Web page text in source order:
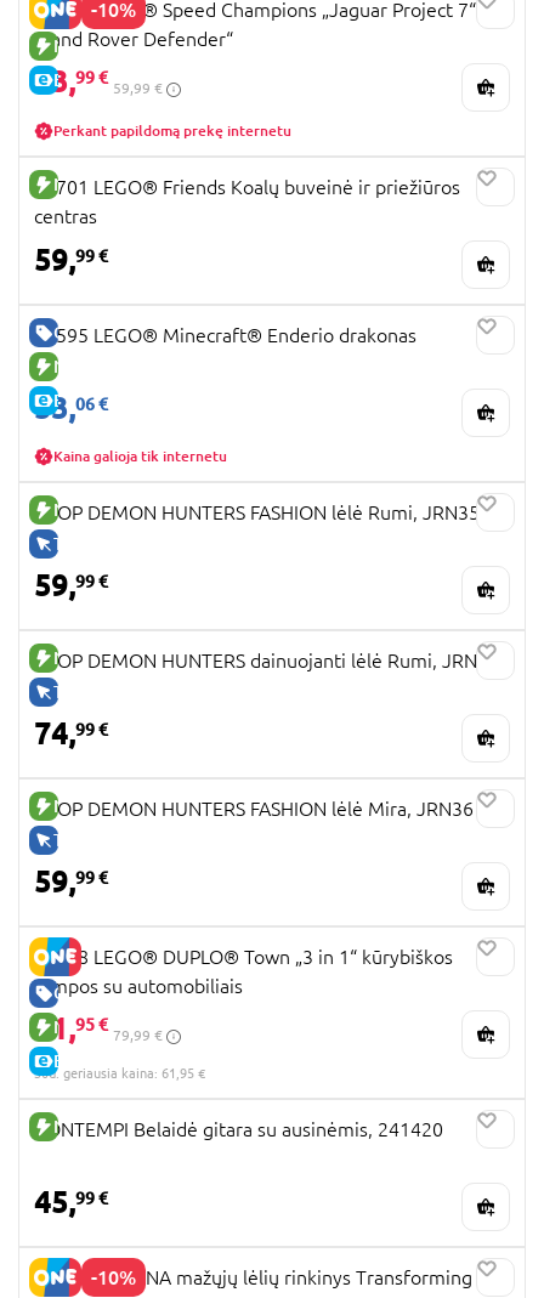
-10%
NAUJA PREKĖ
E-KAINA
77264 LEGO® Speed Champions „Jaguar Project 7“ ir
„Land Rover Defender“
53,99 €
59,99 €
Perkant papildomą prekę internetu
NAUJA PREKĖ
42701 LEGO® Friends Koalų buveinė ir priežiūros
centras
59,99 €
GERA KAINA
NAUJA PREKĖ
E-KAINA
21595 LEGO® Minecraft® Enderio drakonas
53,06 €
Kaina galioja tik internetu
NAUJA PREKĖ
TIK INTERNETU
KPOP DEMON HUNTERS FASHION lėlė Rumi, JRN35
59,99 €
NAUJA PREKĖ
TIK INTERNETU
KPOP DEMON HUNTERS dainuojanti lėlė Rumi, JRN40
74,99 €
NAUJA PREKĖ
TIK INTERNETU
KPOP DEMON HUNTERS FASHION lėlė Mira, JRN36
59,99 €
GERA KAINA
NAUJA PREKĖ
E-KAINA
10478 LEGO® DUPLO® Town „3 in 1“ kūrybiškos
rampos su automobiliais
61,95 €
79,99 €
30d. geriausia kaina: 61,95 €
NAUJA PREKĖ
BONTEMPI Belaidė gitara su ausinėmis, 241420
45,99 €
-10%
DISNEY MOANA mažųjų lėlių rinkinys Transforming